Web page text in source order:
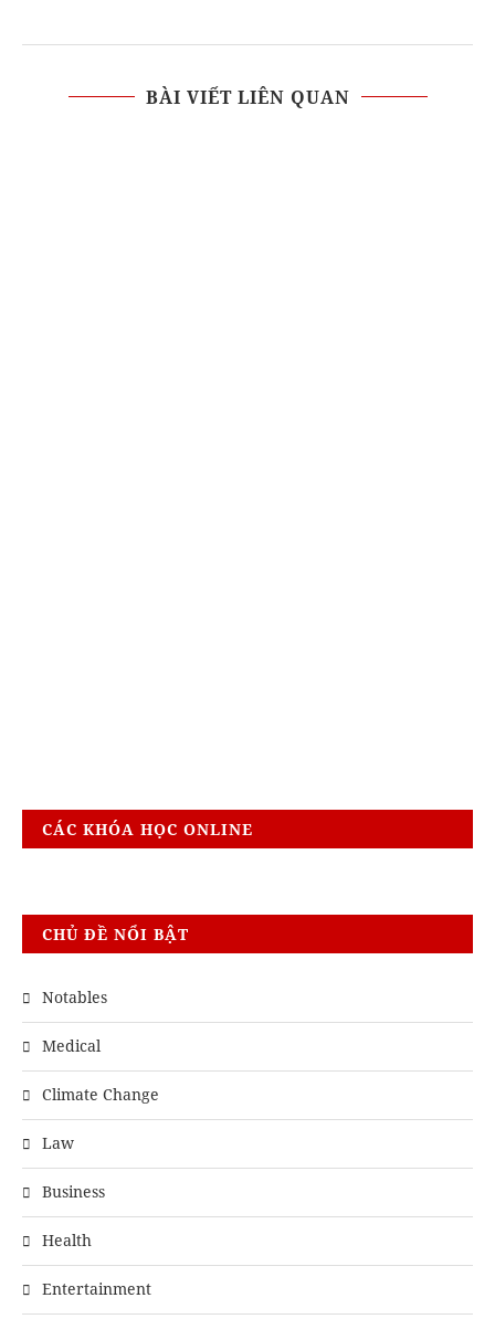
BÀI VIẾT LIÊN QUAN
CÁC KHÓA HỌC ONLINE
CHỦ ĐỀ NỔI BẬT
Notables
Medical
Climate Change
Law
Business
Health
Entertainment